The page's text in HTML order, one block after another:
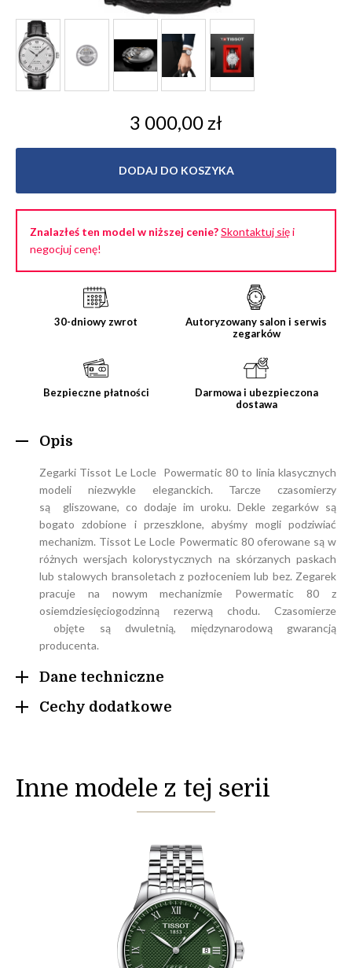
3 000,00 zł
DODAJ DO KOSZYKA
Znalazłeś ten model w niższej cenie?Skontaktuj sięi
negocjuj cenę!
30-dniowy zwrot
Autoryzowany salon i serwis
zegarków
Bezpieczne płatności
Darmowa i ubezpieczona
dostawa
Opis
Zegarki Tissot Le Locle Powermatic 80 to linia klasycznych
modeli niezwykle eleganckich. Tarcze czasomierzy
są gliszowane, co dodaje im uroku. Dekle zegarków są
bogato zdobione i przeszklone, abyśmy mogli podziwiać
mechanizm. Tissot Le Locle Powermatic 80 oferowane są w
różnych wersjach kolorystycznych na skórzanych paskach
lub stalowych bransoletach z pozłoceniem lub bez. Zegarek
pracuje na nowym mechanizmie Powermatic 80 z
osiemdziesięciogodzinną rezerwą chodu. Czasomierze
objęte są dwuletnią, międzynarodową gwarancją
producenta.
Dane techniczne
Cechy dodatkowe
Inne modele z tej serii